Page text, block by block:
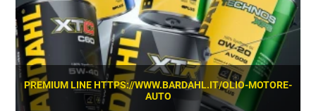
PREMIUM LINE HTTPS://WWW.BARDAHL.IT/OLIO-MOTORE-
AUTO